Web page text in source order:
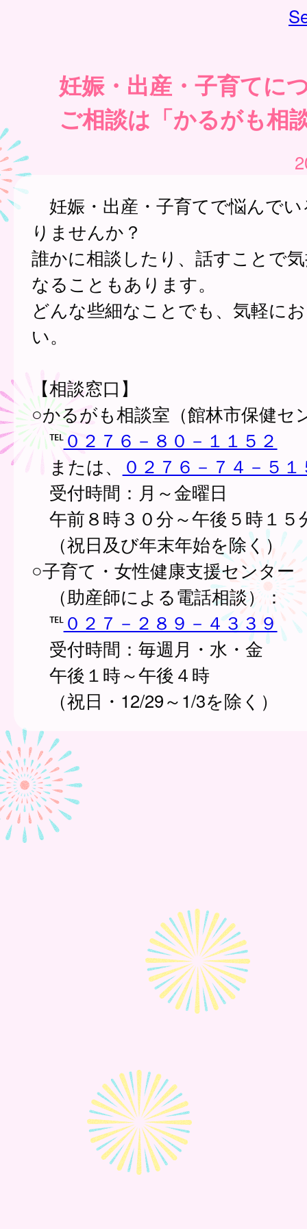
妊娠・出産・子育てに
ご相談は「かるがも相
妊娠・出産・子育てで悩んで
りませんか？
誰かに相談したり、話すことで
なることもあります。
どんな些細なことでも、気軽に
い。
【相談窓口】
○かるがも相談室（館林市保健セ
℡０２７６－８０－１１５２
または、
０２７６－７４－５１
受付時間：月～金曜日
午前８時３０分～午後５時１５
（祝日及び年末年始を除く）
○子育て・女性健康支援センター
（助産師による電話相談）：
℡０２７－２８９－４３３９
受付時間：毎週月・水・金
午後１時～午後４時
（祝日・12/29～1/3を除く）